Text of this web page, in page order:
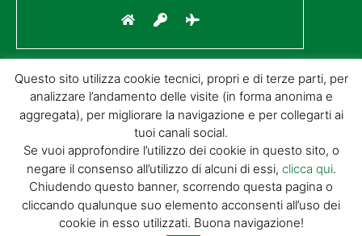
© GIORGIO TESI EDITRICE S.R.L. | P.IVA
01732650476 | VIA DI BADIA 14 – 51100 LOC.
BOTTEGONE (PISTOIA) |POWERED BY
ALLYMIND
Questo sito utilizza cookie tecnici, propri e di terze parti, per
analizzare l’andamento delle visite (in forma anonima e
aggregata), per migliorare la navigazione e per collegarti ai
tuoi canali social.
Se vuoi approfondire l’utilizzo dei cookie in questo sito, o
negare il consenso all’utilizzo di alcuni di essi, clicca qui.
Chiudendo questo banner, scorrendo questa pagina o
cliccando qualunque suo elemento acconsenti all’uso dei
cookie in esso utilizzati. Buona navigazione!